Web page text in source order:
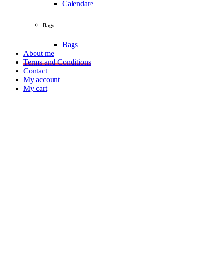
Calendare
Bags
Bags
About me
Terms and Conditions
Contact
My account
My cart